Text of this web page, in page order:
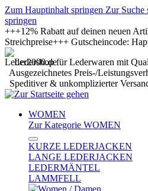
Zum Hauptinhalt springen Zur Suche
springen
+++12% Rabatt auf deinen neuen
Streichpreise+++ Gutscheincode:
Ledershop für Lederwaren mit
Ausgezeichnetes Preis-/
Speditiver & unkomplizierter
WOMEN
Zur Kategorie WOMEN
KURZE LEDERJACKEN
LANGE LEDERJACKEN
LEDERMÄNTEL
LAMMFELL